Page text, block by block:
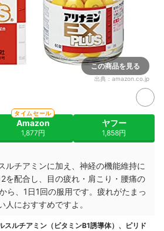
この商品を見る
出典： amazon.co.jp
Amazon
1,877円
タイムセール
ヤフー
1,858円
ルチアミンに加え、神経の機能維持に
を配合し、目の疲れ・肩こり・腰痛の
ら、1日1回の服用です。疲れがたまっ
人におすすめですよ。
スルチアミン（ビタミンB1誘導体）、ピリド